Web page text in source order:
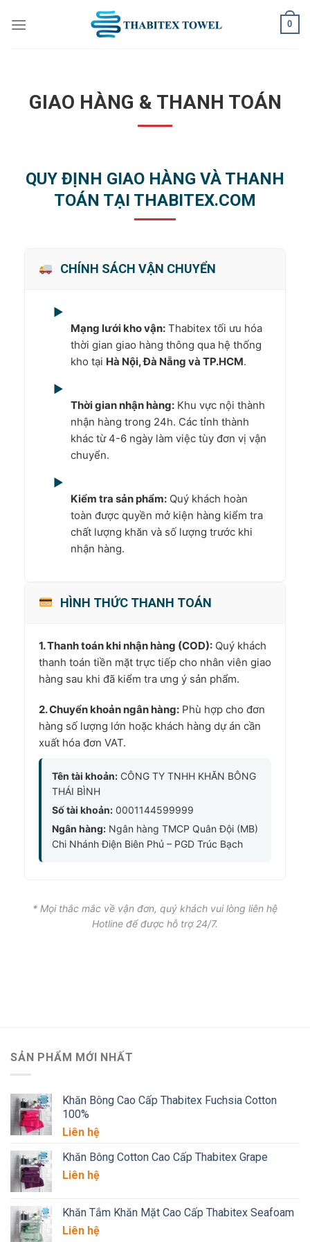
0
GIAO HÀNG & THANH TOÁN
QUY ĐỊNH GIAO HÀNG VÀ THANH
TOÁN TẠI THABITEX.COM
CHÍNH SÁCH VẬN CHUYỂN
▶
Mạng lưới kho vận:Thabitex tối ưu hóa
thời gian giao hàng thông qua hệ thống
kho tại Hà Nội, Đà Nẵng và TP.HCM.
▶
Thời gian nhận hàng:Khu vực nội thành
nhận hàng trong 24h. Các tỉnh thành
khác từ 4-6 ngày làm việc tùy đơn vị vận
chuyển.
▶
Kiểm tra sản phẩm:Quý khách hoàn
toàn được quyền mở kiện hàng kiểm tra
chất lượng khăn và số lượng trước khi
nhận hàng.
HÌNH THỨC THANH TOÁN
1. Thanh toán khi nhận hàng (COD): Quý khách
thanh toán tiền mặt trực tiếp cho nhân viên giao
hàng sau khi đã kiểm tra ưng ý sản phẩm.
2. Chuyển khoản ngân hàng: Phù hợp cho đơn
hàng số lượng lớn hoặc khách hàng dự án cần
xuất hóa đơn VAT.
Tên tài khoản: CÔNG TY TNHH KHĂN BÔNG
THÁI BÌNH
Số tài khoản: 0001144599999
Ngân hàng: Ngân hàng TMCP Quân Đội (MB)
Chi Nhánh Điện Biên Phủ – PGD Trúc Bạch
* Mọi thắc mắc về vận đơn, quý khách vui lòng liên hệ
Hotline để được hỗ trợ 24/7.
SẢN PHẨM MỚI NHẤT
Khăn Bông Cao Cấp Thabitex Fuchsia Cotton
100%
Liên hệ
Khăn Bông Cotton Cao Cấp Thabitex Grape
Liên hệ
Khăn Tắm Khăn Mặt Cao Cấp Thabitex Seafoam
Liên hệ